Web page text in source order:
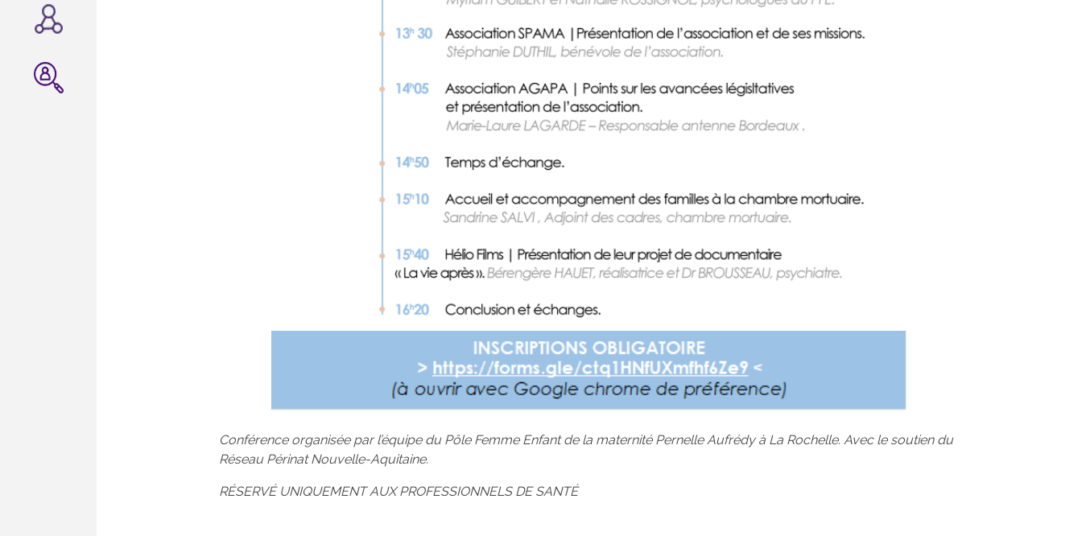
Conférence organisée par l’équipe du Pôle Femme Enfant de la maternité Pernelle Aufrédy à La Rochelle. Avec le soutien du
Réseau Périnat Nouvelle-Aquitaine.
RÉSERVÉ UNIQUEMENT AUX PROFESSIONNELS DE SANTÉ